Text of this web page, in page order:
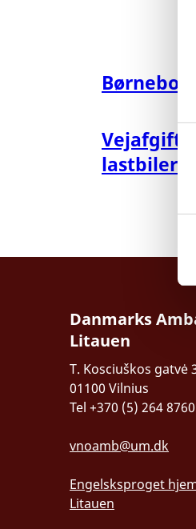
S
a
m
v
l
lastbiler
Danmarks
Litauen
T. Kosciuškos gatvė
01100 Vilnius
Tel +370 (5) 264 8760
vnoamb@um.dk
Engelsksproget
Litauen